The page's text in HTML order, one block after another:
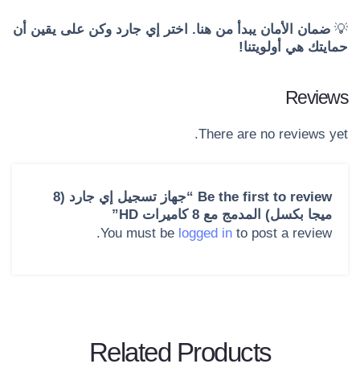
💡 ضمان الأمان يبدأ من هنا. اختر إي جارد وكن على يقين أن
حمايتك هي أولويتنا!
Reviews
There are no reviews yet.
Be the first to review “جهاز تسجيل إي جارد (8
ميجا بكسل) المدمج مع 8 كاميرات HD”
You must be logged in to post a review.
Related Products